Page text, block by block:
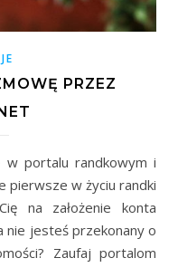
PRZEZ
w portalu randkowym i
pierwsze w życiu randki
na założenie konta
nie jesteś przekonany o
Zaufaj portalom